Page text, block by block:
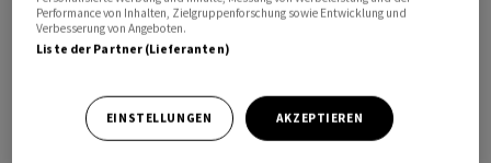
der sein Amt nach sechs Jahren abgab. Darüber hinaus
hiessen die Aktionäre den Lagebericht gut und
Geschäftsleitung für das Geschäftsjahr 2025. Auch der
Vergütungsbericht wurde angenommen.
Performance von Inhalten, Zielgruppenforschung sowie Entwicklung und
Verbesserung von Angeboten.
Liste der Partner (Lieferanten)
EINSTELLUNGEN AKZEPTIEREN